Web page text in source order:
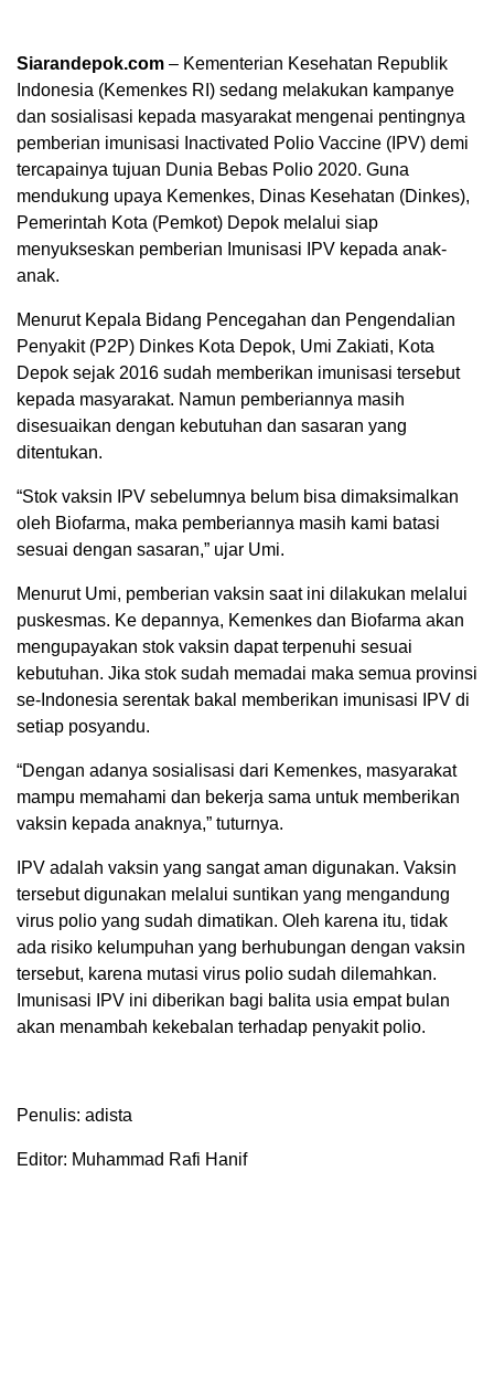
Siarandepok.com – Kementerian Kesehatan Republik
Indonesia (Kemenkes RI) sedang melakukan kampanye
dan sosialisasi kepada masyarakat mengenai pentingnya
pemberian imunisasi Inactivated Polio Vaccine (IPV) demi
tercapainya tujuan Dunia Bebas Polio 2020. Guna
mendukung upaya Kemenkes, Dinas Kesehatan (Dinkes),
Pemerintah Kota (Pemkot) Depok melalui siap
menyukseskan pemberian Imunisasi IPV kepada anak-
anak.
Menurut Kepala Bidang Pencegahan dan Pengendalian
Penyakit (P2P) Dinkes Kota Depok, Umi Zakiati, Kota
Depok sejak 2016 sudah memberikan imunisasi tersebut
kepada masyarakat. Namun pemberiannya masih
disesuaikan dengan kebutuhan dan sasaran yang
ditentukan.
“Stok vaksin IPV sebelumnya belum bisa dimaksimalkan
oleh Biofarma, maka pemberiannya masih kami batasi
sesuai dengan sasaran,” ujar Umi.
Menurut Umi, pemberian vaksin saat ini dilakukan melalui
puskesmas. Ke depannya, Kemenkes dan Biofarma akan
mengupayakan stok vaksin dapat terpenuhi sesuai
kebutuhan. Jika stok sudah memadai maka semua provinsi
se-Indonesia serentak bakal memberikan imunisasi IPV di
setiap posyandu.
“Dengan adanya sosialisasi dari Kemenkes, masyarakat
mampu memahami dan bekerja sama untuk memberikan
vaksin kepada anaknya,” tuturnya.
IPV adalah vaksin yang sangat aman digunakan. Vaksin
tersebut digunakan melalui suntikan yang mengandung
virus polio yang sudah dimatikan. Oleh karena itu, tidak
ada risiko kelumpuhan yang berhubungan dengan vaksin
tersebut, karena mutasi virus polio sudah dilemahkan.
Imunisasi IPV ini diberikan bagi balita usia empat bulan
akan menambah kekebalan terhadap penyakit polio.
Penulis: adista
Editor: Muhammad Rafi Hanif